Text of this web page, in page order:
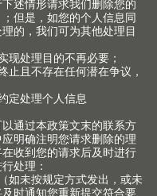
来，帮助他们确定个人
务
者还是工业企业：我们
求。